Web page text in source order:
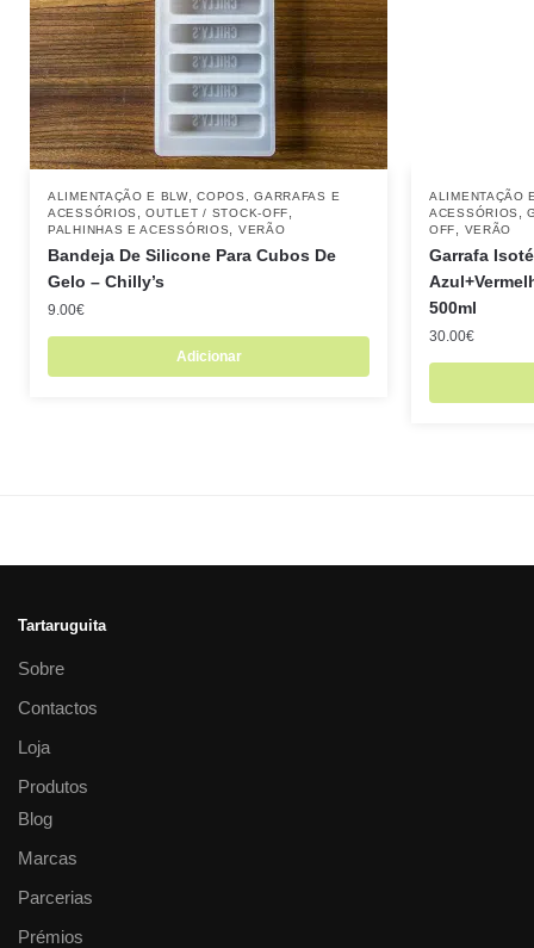
ALIMENTAÇÃO E BLW,COPOS, GARRAFAS E
ACESSÓRIOS
,OUTLET / STOCK-OFF
PALHINHAS E ACESSÓRIOS VERÃO
Bandeja De Silicone Para Cubos De
Gelo – Chilly’s
9.00€
Adicionar
ALIMENTAÇÃO
ACESSÓRIOS
,
OFF
VERÃO
Garrafa
500ml
30.00€
Tartaruguita
Sobre
Contactos
Loja
Produtos
Blog
Marcas
Parcerias
Prémios